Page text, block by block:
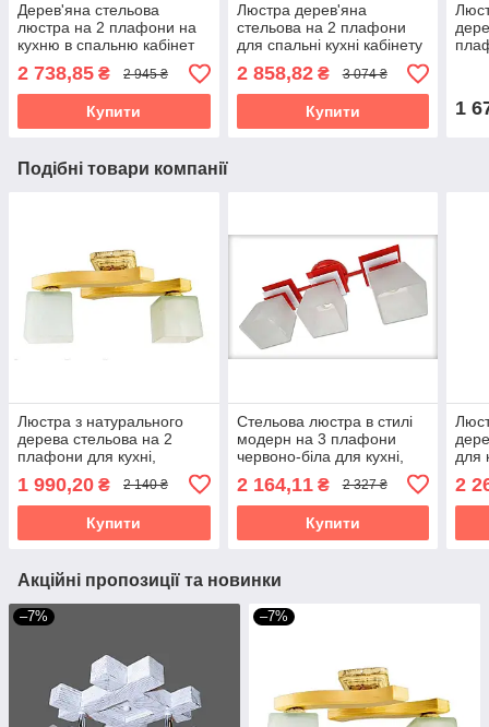
Дерев'яна стельова
люстра на 2 плафони на
кухню в спальню кабінет
дуб сонома
2 738,85 ₴ 2 945 ₴
Купити
Люстра дерев'яна
стельова на 2 плафони
для спальні кухні кабінету
венге-натуральна
2 858,82₴ 3 074 ₴
Купити 1
Подібні товари компанії
Люстра з натурального
дерева стельова на 2
плафони для кухні,
спальні, дитячої, коридору
Хвилька/2 натуральна
1 990,20 ₴ 2 140 ₴
Купити
Стельова люстра в стилі
модерн на 3 плафони
червоно-біла для кухні,
спальні, дитячої, коридору
Астра/3
2 164,11₴ 2 327 ₴
Купити
для
2
Акційні пропозиції та новинки
–7% –7%